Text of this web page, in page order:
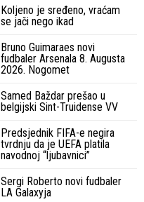
Koljeno je sređeno, vraćam
se jači nego ikad
Bruno Guimaraes novi
fudbaler Arsenala 8. Augusta
2026. Nogomet
Samed Baždar prešao u
belgijski Sint-Truidense VV
Predsjednik FIFA-e negira
tvrdnju da je UEFA platila
navodnoj “ljubavnici”
Sergi Roberto novi fudbaler
LA Galaxyja